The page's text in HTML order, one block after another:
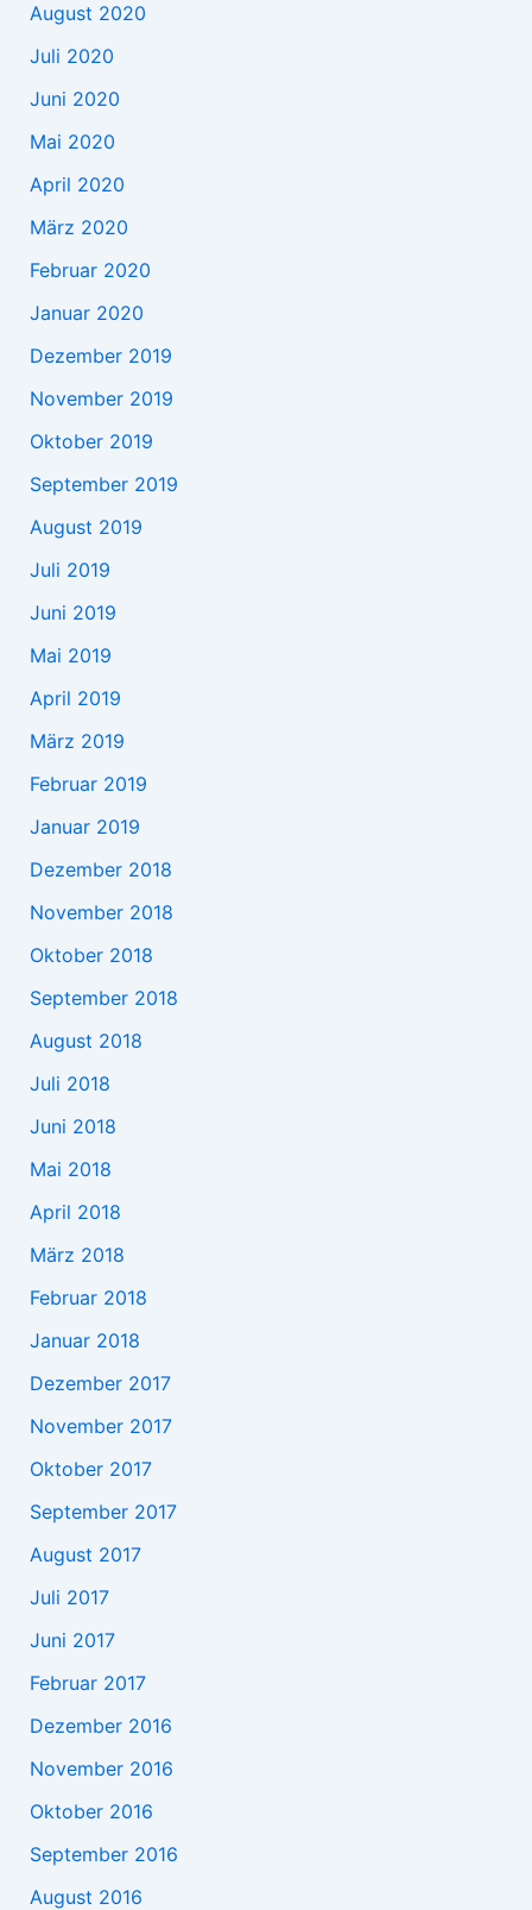
August 2020
Juli 2020
Juni 2020
Mai 2020
April 2020
März 2020
Februar 2020
Januar 2020
Dezember 2019
November 2019
Oktober 2019
September 2019
August 2019
Juli 2019
Juni 2019
Mai 2019
April 2019
März 2019
Februar 2019
Januar 2019
Dezember 2018
November 2018
Oktober 2018
September 2018
August 2018
Juli 2018
Juni 2018
Mai 2018
April 2018
März 2018
Februar 2018
Januar 2018
Dezember 2017
November 2017
Oktober 2017
September 2017
August 2017
Juli 2017
Juni 2017
Februar 2017
Dezember 2016
November 2016
Oktober 2016
September 2016
August 2016